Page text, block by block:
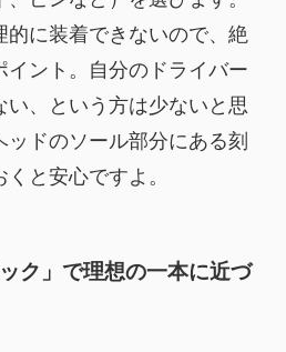
的に装着できないので、絶
イント。自分のドライバー
い、という方は少ないと思
ドのソール部分にある刻
と安心ですよ。
ク」で理想の一本に近づ